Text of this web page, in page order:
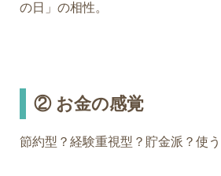
の日」の相性。
②お金の感覚
節約型？経験重視型？貯金派？使う